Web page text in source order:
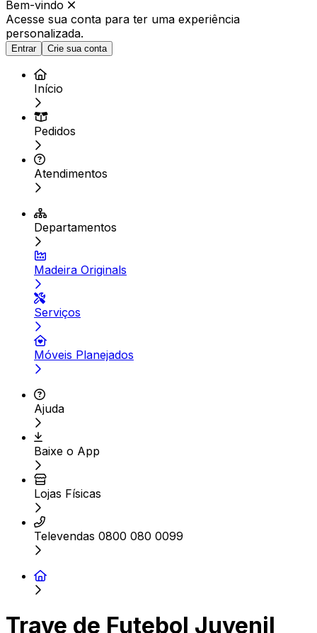
Bem-vindo
Acesse sua conta para ter uma experiência
personalizada.
Entrar Crie sua conta
Início
Pedidos
Atendimentos
Departamentos
Madeira Originals
Serviços
Móveis Planejados
Ajuda
Baixe o App
Lojas Físicas
Televendas 0800 080 0099
Trave de Futebol Juvenil